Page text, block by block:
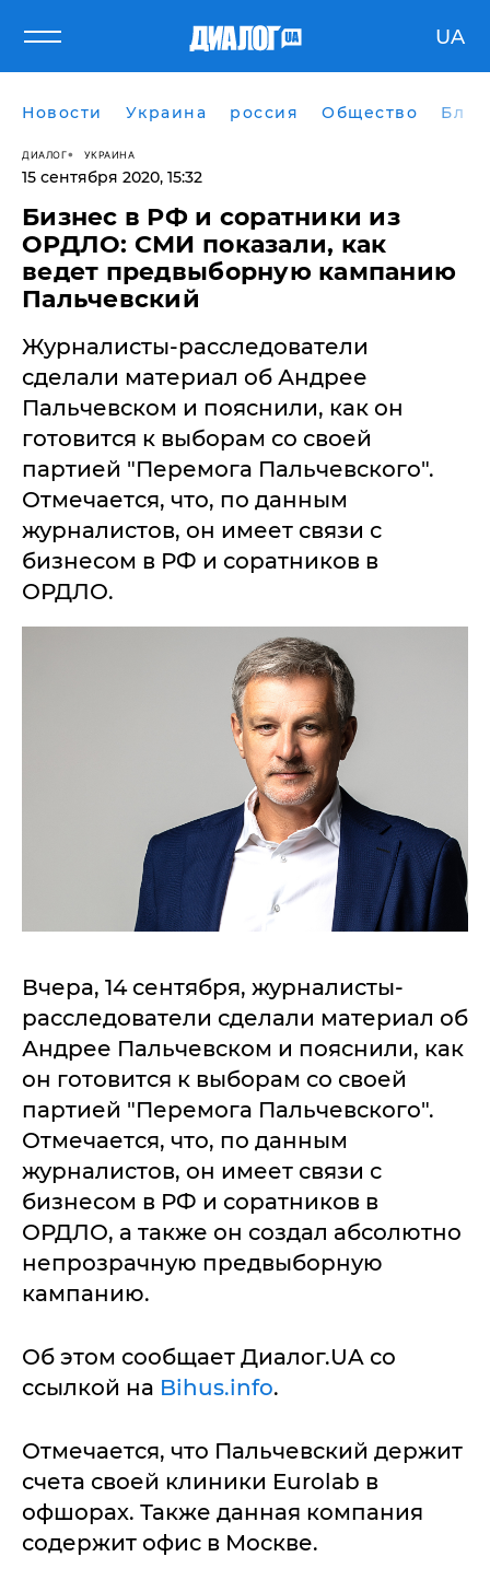
UA
Новости Украина россия Общество
ДИАЛОГ УКРАИНА
15 сентября 2020, 15:32
Бизнес в РФ и соратники из
ОРДЛО: СМИ показали, как
ведет предвыборную кампанию
Пальчевский
Журналисты-расследователи
сделали материал об Андрее
Пальчевском и пояснили, как он
готовится к выборам со своей
партией "Перемога Пальчевского".
Отмечается, что, по данным
журналистов, он имеет связи с
бизнесом в РФ и соратников в
ОРДЛО.
Вчера, 14 сентября, журналисты-
расследователи сделали материал об
Андрее Пальчевском и пояснили, как
он готовится к выборам со своей
партией "Перемога Пальчевского".
Отмечается, что, по данным
журналистов, он имеет связи с
бизнесом в РФ и соратников в
ОРДЛО, а также он создал абсолютно
непрозрачную предвыборную
кампанию.
Об этом сообщает Диалог.UA со
ссылкой на Bihus.info.
Отмечается, что Пальчевский держит
счета своей клиники Eurolab в
офшорах. Также данная компания
содержит офис в Москве.